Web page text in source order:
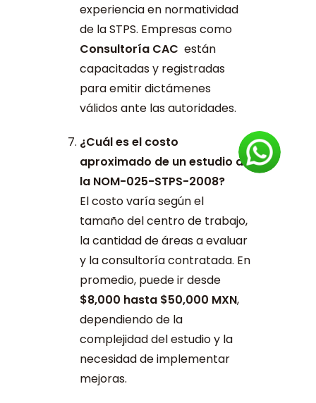
experiencia en normatividad
de la STPS. Empresas como
Consultoría CAC están
capacitadas y registradas
para emitir dictámenes
válidos ante las autoridades.
¿Cuál es el costo
aproximado de un estudio de
la NOM-025-STPS-2008?
El costo varía según el
tamaño del centro de trabajo,
la cantidad de áreas a evaluar
y la consultoría contratada. En
promedio, puede ir desde
$8,000 hasta $50,000 MXN,
dependiendo de la
complejidad del estudio y la
necesidad de implementar
mejoras.